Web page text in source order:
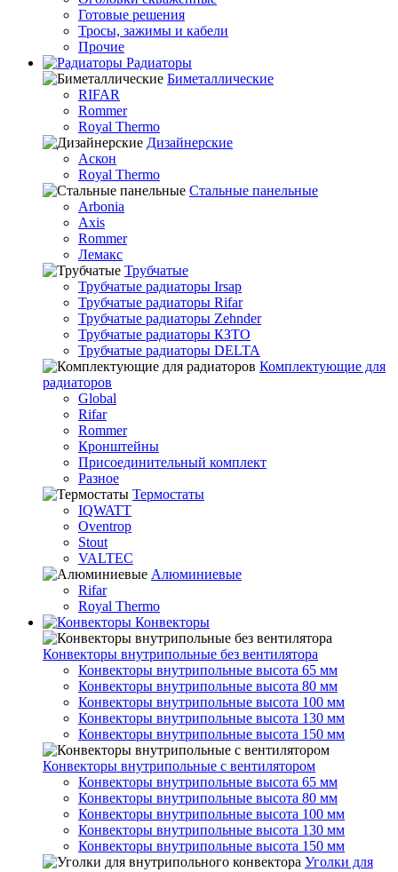
Готовые решения
Тросы, зажимы и кабели
Прочие
Радиаторы
Биметаллические
RIFAR
Rommer
Royal Thermo
Дизайнерские
Аскон
Royal Thermo
Стальные панельные
Arbonia
Axis
Rommer
Лемакс
Трубчатые
Трубчатые радиаторы Irsap
Трубчатые радиаторы Rifar
Трубчатые радиаторы Zehnder
Трубчатые радиаторы КЗТО
Трубчатые радиаторы DELTA
Комплектующие для
радиаторов
Global
Rifar
Rommer
Кронштейны
Присоединительный комплект
Разное
Термостаты
IQWATT
Oventrop
Stout
VALTEC
Алюминиевые
Rifar
Royal Thermo
Конвекторы
Конвекторы внутрипольные без вентилятора
Конвекторы внутрипольные высота 65 мм
Конвекторы внутрипольные высота 80 мм
Конвекторы внутрипольные высота 100 мм
Конвекторы внутрипольные высота 130 мм
Конвекторы внутрипольные высота 150 мм
Конвекторы внутрипольные с вентилятором
Конвекторы внутрипольные высота 65 мм
Конвекторы внутрипольные высота 80 мм
Конвекторы внутрипольные высота 100 мм
Конвекторы внутрипольные высота 130 мм
Конвекторы внутрипольные высота 150 мм
Уголки для